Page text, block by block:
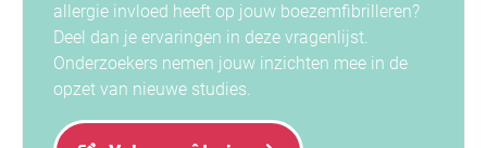
allergie invloed heeft op jouw boezemfibrilleren?
Deel dan je ervaringen in deze vragenlijst.
Onderzoekers nemen jouw inzichten mee in de
opzet van nieuwe studies.